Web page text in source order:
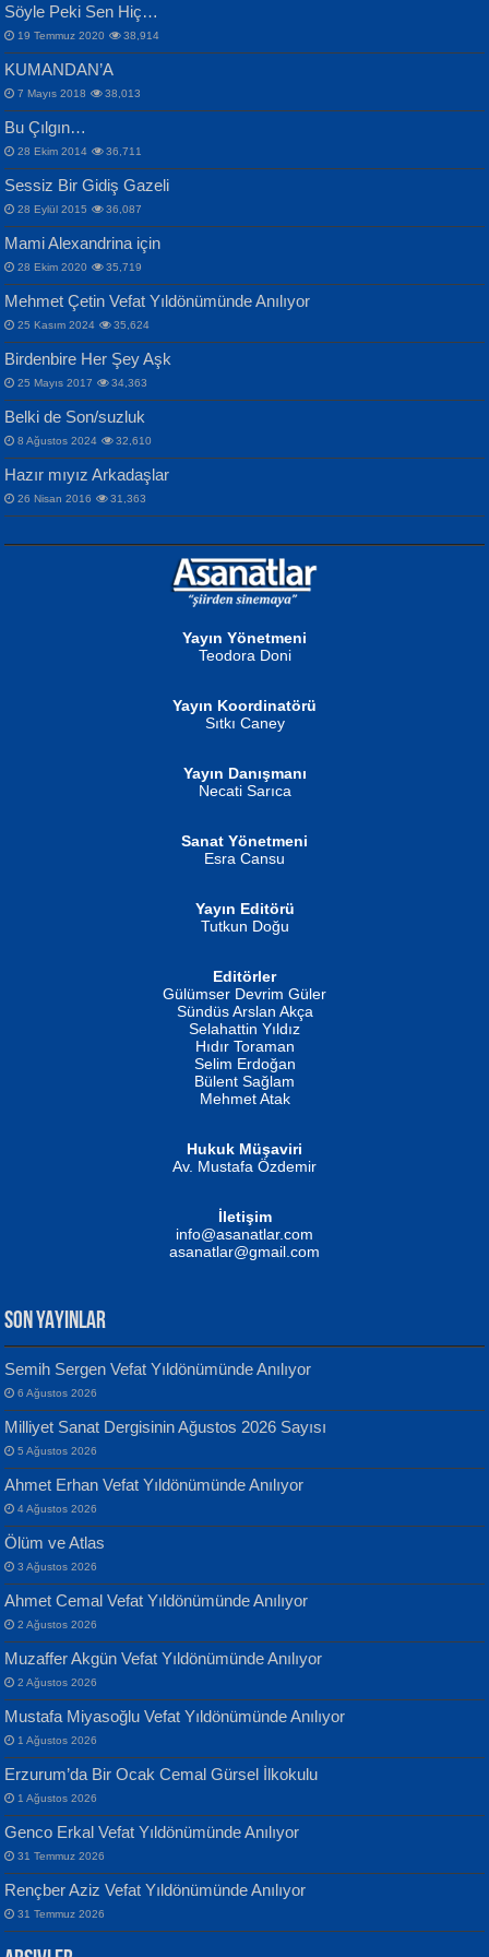
İPEK ACAR SERT
Gazze’nin Şecaati, Ümmetin İmtihanı...
MAHMUT GÜRBÜZ
İbrahim Olmak ve Bitirebilmek...
NURAN KÖSE BAYDAR
İSMAİL OKUTAN
Erkeklerin Kahrolması Ne Demektir
MUSTAFA KELOĞLU
Yarına İz Bırakmak...
ATİLLA ÖZEN
Sultan Olmadan Önce Eyüp...
EKREM KARABABA
Selahattin Yıldız
İdrakimle Üşürken...
Songül Özel
Mahzen...
Ben Deniz Değilim ki...
Evvel Zaman Tanrıçası...
Yılmaz Ekinci
Geceye Söylenen...
Banu Sancak
Defterimden İçeri...
İsmail Aydos
İnkisar...
ERDEM BAYAZIT
Sana, Bana, Vatanıma, Ülkemin
İnsanlarına Dair...
NAZIM HİKMET RAN
Bir Cezaevinde, Tecritteki Adamın
Mektupları...
Söyle Peki Sen Hiç…
19 Temmuz 2020 38,914
KUMANDAN’A
7 Mayıs 2018 38,013
Bu Çılgın…
28 Ekim 2014 36,711
Sessiz Bir Gidiş Gazeli
28 Eylül 2015 36,087
Mami Alexandrina için
28 Ekim 2020 35,719
Mehmet Çetin Vefat Yıldönümünde Anılıyor
25 Kasım 2024 35,624
Birdenbire Her Şey Aşk
25 Mayıs 2017 34,363
Belki de Son/suzluk
8 Ağustos 2024 32,610
Hazır mıyız Arkadaşlar
26 Nisan 2016 31,363
Yayın Yönetmeni
Teodora Doni
Yayın Koordinatörü
Sıtkı Caney
Yayın Danışmanı
Necati Sarıca
Sanat Yönetmeni
Esra Cansu
Yayın Editörü
Tutkun Doğu
Editörler
Gülümser Devrim Güler
Sündüs Arslan Akça
Selahattin Yıldız
Hıdır Toraman
Selim Erdoğan
Bülent Sağlam
Mehmet Atak
Hukuk Müşaviri
Av. Mustafa Özdemir
İletişim
info@asanatlar.com
asanatlar@gmail.com
SON YAYINLAR
Semih Sergen Vefat Yıldönümünde Anılıyor
6 Ağustos 2026
Milliyet Sanat Dergisinin Ağustos 2026 Sayısı
5 Ağustos 2026
Ahmet Erhan Vefat Yıldönümünde Anılıyor
4 Ağustos 2026
Ölüm ve Atlas
3 Ağustos 2026
Ahmet Cemal Vefat Yıldönümünde Anılıyor
2 Ağustos 2026
Muzaffer Akgün Vefat Yıldönümünde Anılıyor
2 Ağustos 2026
Mustafa Miyasoğlu Vefat Yıldönümünde Anılıyor
1 Ağustos 2026
Erzurum’da Bir Ocak Cemal Gürsel İlkokulu
1 Ağustos 2026
Genco Erkal Vefat Yıldönümünde Anılıyor
31 Temmuz 2026
Rençber Aziz Vefat Yıldönümünde Anılıyor
31 Temmuz 2026